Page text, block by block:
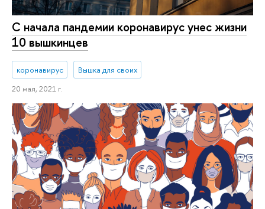
С начала пандемии коронавирус унес жизни
10 вышкинцев
коронавирус
Вышка для своих
20 мая, 2021 г.